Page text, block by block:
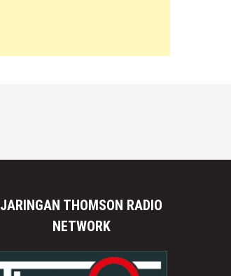
JARINGAN THOMSON RADIO
NETWORK